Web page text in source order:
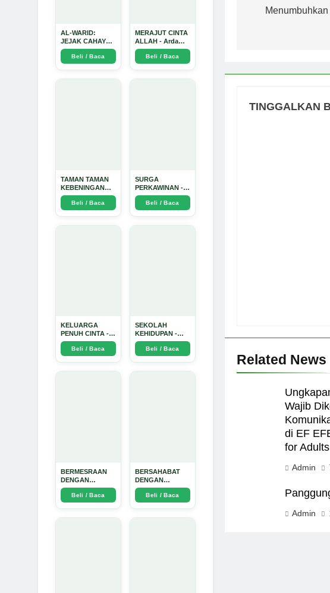
AL-WARID:
JEJAK CAHAYA
DI ANTARA DUA
ZAMAN - Arda
Dinata
Beli / Baca
MERAJUT CINTA
ALLAH - Arda
Dinata
Beli / Baca
TAMAN TAMAN
KEBENINGAN
HATI - Arda
DinataBeli / Baca
SURGA
PERKAWINAN -
Arda Dinata
Beli / Baca
KELUARGA
PENUH CINTA -
Arda Dinata
Beli / Baca
SEKOLAH
KEHIDUPAN -
Arda Dinata
Beli / Baca
BERMESRAAN
DENGAN
KEBAIKAN - Arda
DinataBeli / Baca
BERSAHABAT
DENGAN
NYAMUK: Jurus
Jitu Atasi
Penyakit
Beli / Baca
pos
TINGGALKAN
Related News
Wajib
di EF
for Adults
Admin
Admin